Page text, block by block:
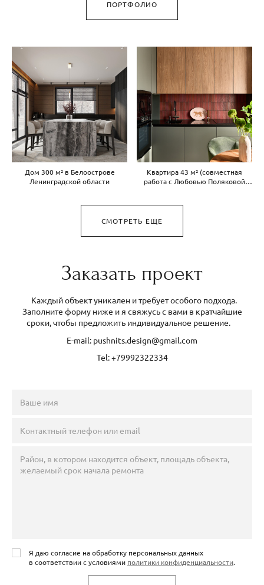
ПОРТФОЛИО
Дом 300 м² в Белоострове
Ленинградской области
Квартира 43 м² (совместная
работа с Любовью Поляковой
СМОТРЕТЬ ЕЩЕ
Заказать проект
Каждый объект уникален и требует особого подхода.
Заполните форму ниже и я свяжусь с вами в кратчайшие
сроки, чтобы предложить индивидуальное решение.
E-mail: pushnits.design@gmail.com
Tel: +79992322334
Я даю согласие на обработку персональных данных
в соответствии с условиями политики конфиденциальности.